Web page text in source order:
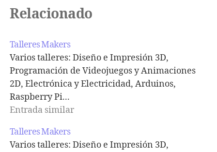
Relacionado
Talleres Makers
Varios talleres: Diseño e Impresión 3D,
Programación de Videojuegos y Animaciones
2D, Electrónica y Electricidad, Arduinos,
Raspberry Pi...
Entrada similar
Talleres Makers
Varios talleres: Diseño e Impresión 3D,